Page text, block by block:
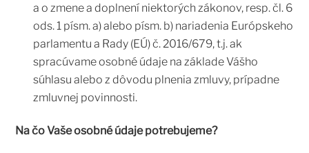
a o zmene a doplnení niektorých zákonov, resp. čl. 6
ods. 1 písm. a) alebo písm. b) nariadenia Európskeho
parlamentu a Rady (EÚ) č. 2016/679, t.j. ak
spracúvame osobné údaje na základe Vášho
súhlasu alebo z dôvodu plnenia zmluvy, prípadne
zmluvnej povinnosti.
Na čo Vaše osobné údaje potrebujeme?